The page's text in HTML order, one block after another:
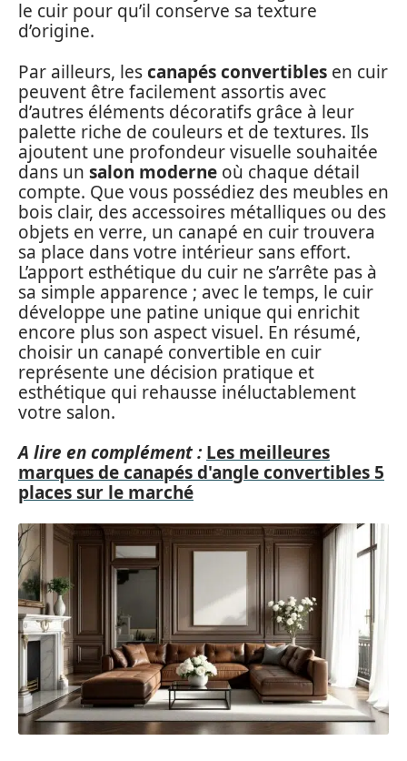
le cuir pour qu’il conserve sa texture
d’origine.
Par ailleurs, lescanapés convertibles en cuir
peuvent être facilement assortis avec
d’autres éléments décoratifs grâce à leur
palette riche de couleurs et de textures. Ils
ajoutent une profondeur visuelle souhaitée
dans un salon moderne où chaque détail
compte. Que vous possédiez des meubles en
bois clair, des accessoires métalliques ou des
objets en verre, un canapé en cuir trouvera
sa place dans votre intérieur sans effort.
L’apport esthétique du cuir ne s’arrête pas à
sa simple apparence ; avec le temps, le cuir
développe une patine unique qui enrichit
encore plus son aspect visuel. En résumé,
choisir un canapé convertible en cuir
représente une décision pratique et
esthétique qui rehausse inéluctablement
votre salon.
A lire en complément : Les meilleures
marques de canapés d'angle convertibles 5
places sur le marché